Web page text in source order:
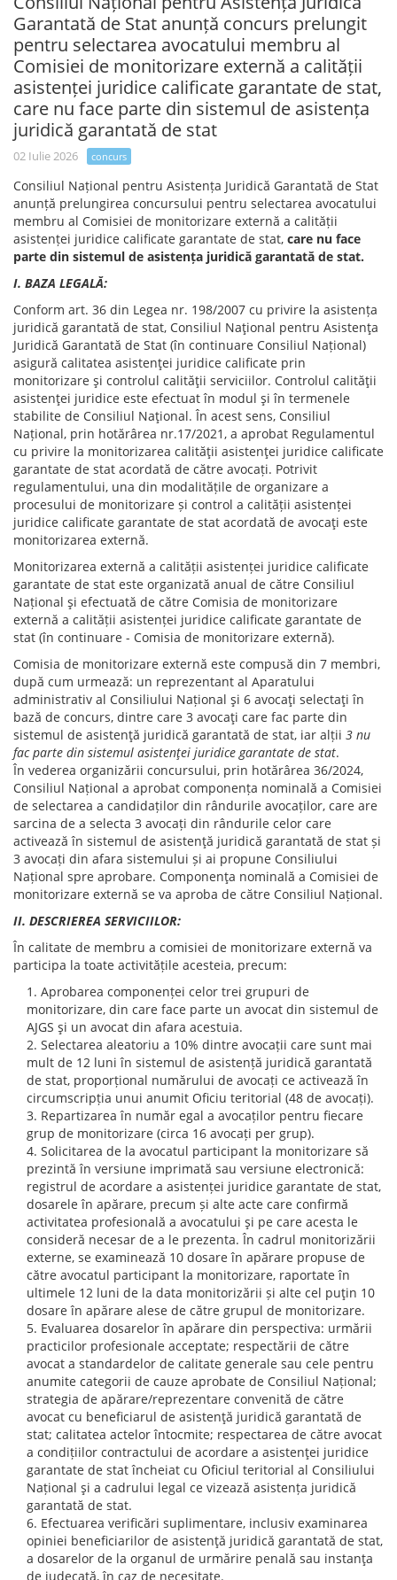
Garantată de Stat anunță concurs prelungit
pentru selectarea avocatului membru al
Comisiei de monitorizare externă a calității
asistenței juridice calificate garantate de stat,
care nu face parte din sistemul de asistența
juridică garantată de stat
02 Iulie 2026 concurs
Consiliul Național pentru Asistența Juridică Garantată de Stat
anunță prelungirea concursului pentru selectarea avocatului
membru al Comisiei de monitorizare externă a calității
asistenței juridice calificate garantate de stat, care nu face
parte din sistemul de asistența juridică garantată de stat.
I. BAZA LEGALĂ:
Conform art. 36 din Legea nr. 198/2007 cu privire la asistența
juridică garantată de stat, Consiliul Naţional pentru Asistenţa
Juridică Garantată de Stat (în continuare Consiliul Național)
asigură calitatea asistenţei juridice calificate prin
monitorizare şi controlul calităţii serviciilor. Controlul calităţii
asistenţei juridice este efectuat în modul şi în termenele
stabilite de Consiliul Naţional. În acest sens, Consiliul
Național, prin hotărârea nr.17/2021, a aprobat Regulamentul
cu privire la monitorizarea calităţii asistenţei juridice calificate
garantate de stat acordată de către avocați. Potrivit
regulamentului, una din modalitățile de organizare a
procesului de monitorizare și control a calității asistenței
juridice calificate garantate de stat acordată de avocaţi este
monitorizarea externă.
Monitorizarea externă a calității asistenței juridice calificate
garantate de stat este organizată anual de către Consiliul
Național şi efectuată de către Comisia de monitorizare
externă a calității asistenței juridice calificate garantate de
stat (în continuare - Comisia de monitorizare externă).
Comisia de monitorizare externă este compusă din 7 membri,
după cum urmează: un reprezentant al Aparatului
administrativ al Consiliului Național şi 6 avocaţi selectaţi în
bază de concurs, dintre care 3 avocaţi care fac parte din
sistemul de asistenţă juridică garantată de stat, iar alții 3 nu
fac parte din sistemul asistenţei juridice garantate de stat.
În vederea organizării concursului, prin hotărârea 36/2024,
Consiliul Național a aprobat componența nominală a Comisiei
de selectarea a candidaților din rândurile avocaților, care are
sarcina de a selecta 3 avocați din rândurile celor care
activează în sistemul de asistenţă juridică garantată de stat și
3 avocați din afara sistemului și ai propune Consiliului
Național spre aprobare. Componenţa nominală a Comisiei de
monitorizare externă se va aproba de către Consiliul Național.
II. DESCRIEREA SERVICIILOR:
În calitate de membru a comisiei de monitorizare externă va
participa la toate activitățile acesteia, precum:
Aprobarea componenței celor trei grupuri de
monitorizare, din care face parte un avocat din sistemul de
AJGS şi un avocat din afara acestuia.
Selectarea aleatoriu a 10% dintre avocații care sunt mai
mult de 12 luni în sistemul de asistență juridică garantată
de stat, proporțional numărului de avocați ce activează în
circumscripția unui anumit Oficiu teritorial (48 de avocați).
Repartizarea în număr egal a avocaților pentru fiecare
grup de monitorizare (circa 16 avocați per grup).
Solicitarea de la avocatul participant la monitorizare să
prezintă în versiune imprimată sau versiune electronică:
registrul de acordare a asistenței juridice garantate de stat,
dosarele în apărare, precum și alte acte care confirmă
activitatea profesională a avocatului şi pe care acesta le
consideră necesar de a le prezenta. În cadrul monitorizării
externe, se examinează 10 dosare în apărare propuse de
către avocatul participant la monitorizare, raportate în
ultimele 12 luni de la data monitorizării și alte cel puţin 10
dosare în apărare alese de către grupul de monitorizare.
Evaluarea dosarelor în apărare din perspectiva: urmării
practicilor profesionale acceptate; respectării de către
avocat a standardelor de calitate generale sau cele pentru
anumite categorii de cauze aprobate de Consiliul Național;
strategia de apărare/reprezentare convenită de către
avocat cu beneficiarul de asistenţă juridică garantată de
stat; calitatea actelor întocmite; respectarea de către avocat
a condițiilor contractului de acordare a asistenţei juridice
garantate de stat încheiat cu Oficiul teritorial al Consiliului
Național şi a cadrului legal ce vizează asistența juridică
garantată de stat.
Efectuarea verificări suplimentare, inclusiv examinarea
opiniei beneficiarilor de asistenţă juridică garantată de stat,
a dosarelor de la organul de urmărire penală sau instanţa
de judecată, în caz de necesitate.